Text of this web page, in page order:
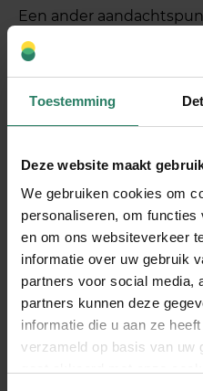
Toestemming
Deze website maakt
We gebruiken cookies om
personaliseren, om
en om ons websiteverkeer
informatie over uw gebruik
partners voor social media,
partners kunnen deze
informatie die u aan ze
verzameld op basis van uw
Een ander
ontvangt bij uitval door
drugsverslaving. Ook
maandelijkse
Voor wie is
geschikt?
Als je absolute
premie die nooit
beter bij je. Ook als je al
aan je pensioen zoekt
crowdsurance, kan een